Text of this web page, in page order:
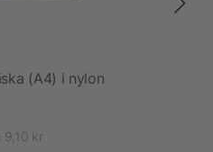
(A4) i nylon
9,10 kr